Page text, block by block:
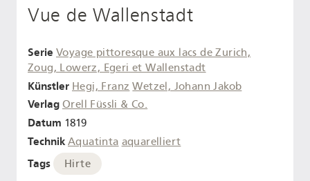
Vue de Wallenstadt
Serie Voyage pittoresque aux lacs de Zurich,
Zoug, Lowerz, Egeri et Wallenstadt
Künstler Hegi, Franz Wetzel, Johann Jakob
Verlag Orell Füssli & Co.
Datum 1819
Technik Aquatinta aquarelliert
Tags Hirte